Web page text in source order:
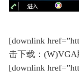
[downlink
击下载：
[downlink